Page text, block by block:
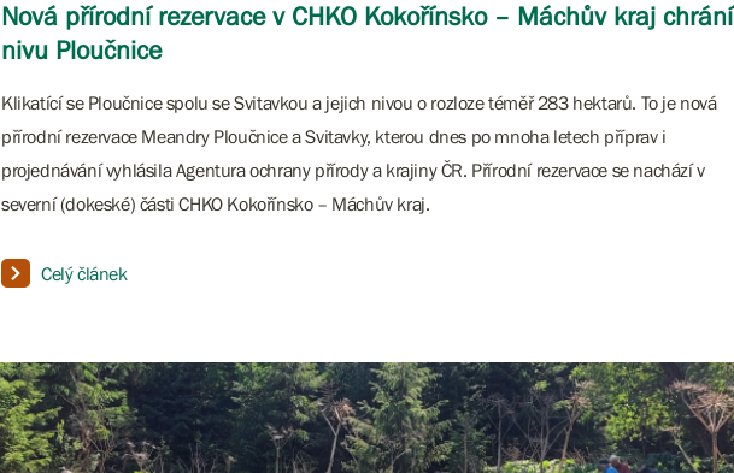
Nová přírodní rezervace v CHKO Kokořínsko – Máchův kraj chrání
nivu Ploučnice
Klikatící se Ploučnice spolu se Svitavkou a jejich nivou o rozloze téměř 283 hektarů. To je nová
přírodní rezervace Meandry Ploučnice a Svitavky, kterou dnes po mnoha letech příprav i
projednávání vyhlásila Agentura ochrany přírody a krajiny ČR. Přírodní rezervace se nachází v
severní (dokeské) části CHKO Kokořínsko – Máchův kraj.
Celý článek